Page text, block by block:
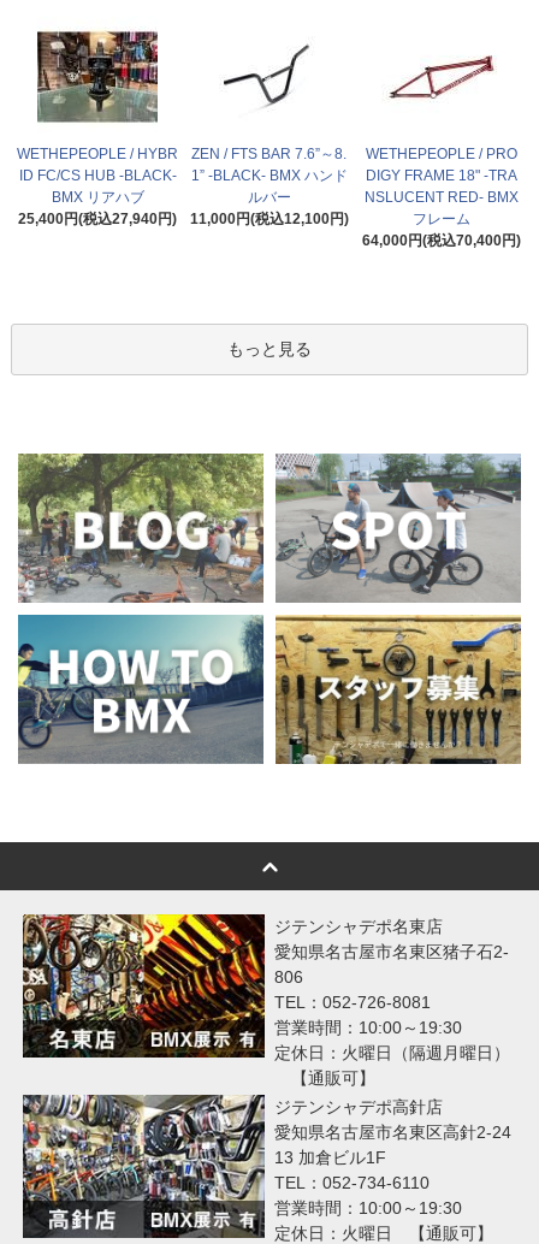
WETHEPEOPLE / HYBR
ID FC/CS HUB -BLACK-
BMX リアハブ
25,400円(税込27,940円)
ZEN / FTS BAR 7.6”～8.
1” -BLACK- BMX ハンド
ルバー
11,000円(税込12,100円)
WETHEPEOPLE / PRO
DIGY FRAME 18" -TRA
NSLUCENT RED- BMX
フレーム
64,000円(税込70,400円)
もっと見る
ジテンシャデポ名東店
愛知県名古屋市名東区猪子石2-
806
TEL：052-726-8081
営業時間：10:00～19:30
定休日：火曜日（隔週月曜日）
【通販可】
ジテンシャデポ高針店
愛知県名古屋市名東区高針2-24
13 加倉ビル1F
TEL：052-734-6110
営業時間：10:00～19:30
定休日：火曜日 【通販可】